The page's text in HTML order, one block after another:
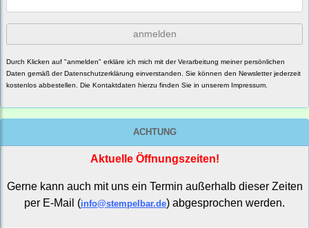
anmelden
Durch Klicken auf "anmelden" erkläre ich mich mit der Verarbeitung meiner persönlichen
Daten gemäß der Datenschutzerklärung einverstanden. Sie können den Newsletter jederzeit
kostenlos abbestellen. Die Kontaktdaten hierzu finden Sie in unserem Impressum.
ACHTUNG
Aktuelle Öffnungszeiten!
Gerne kann auch mit uns ein Termin außerhalb dieser Zeiten
per E-Mail (info@stempelbar.de) abgesprochen werden.